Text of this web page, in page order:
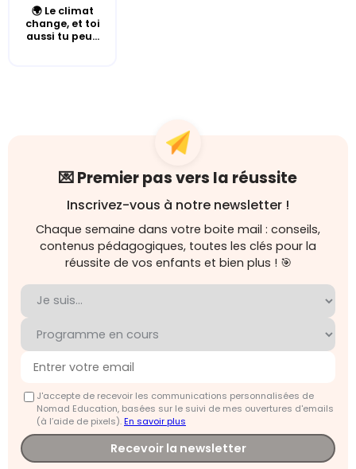
🌍 Le climat
change, et toi
aussi tu peu...
💌 Premier pas vers la réussite
Inscrivez-vous à notre newsletter !
Chaque semaine dans votre boite mail : conseils,
contenus pédagogiques, toutes les clés pour la
réussite de vos enfants et bien plus ! 🎯
J'accepte de recevoir les communications personnalisées de
Nomad Education, basées sur le suivi de mes ouvertures d'emails
(à l’aide de pixels).En savoir plus
Recevoir la newsletter